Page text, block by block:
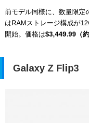
前モデル同様に、数量限定
はRAMストレージ構成が
開始。価格は$3,449.99（
Galaxy Z Flip3